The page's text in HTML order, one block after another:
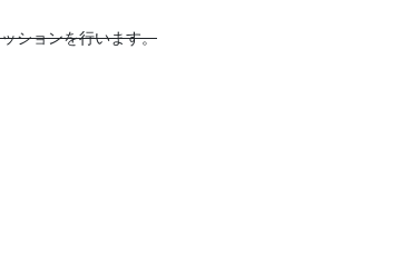
ションを行います。